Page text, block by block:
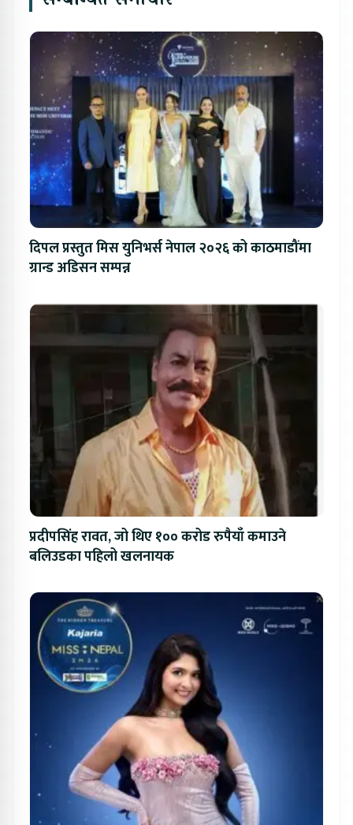
दिपल प्रस्तुत मिस युनिभर्स नेपाल २०२६ को काठमाडौंमा
ग्रान्ड अडिसन सम्पन्न
प्रदीपसिंह रावत, जो थिए १०० करोड रुपैयाँ कमाउने
बलिउडका पहिलो खलनायक